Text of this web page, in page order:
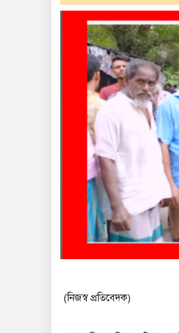
(নিজস্ব প্রতিবেদক)